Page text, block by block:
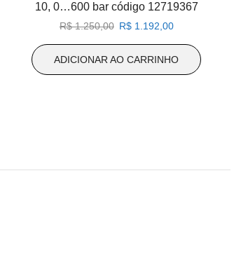
10, 0…600 bar código 12719367
R$1.250,00 O
original
R$1.192,00O
atual
ADICIONAR AO CARRINHO